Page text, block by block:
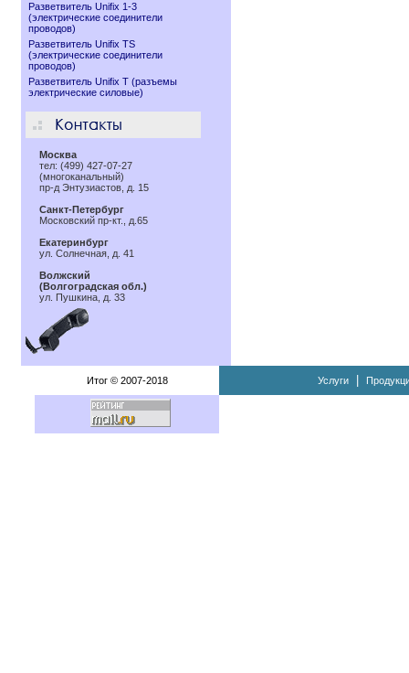
Разветвитель Unifix 1-3
(электрические соединители
проводов)
Разветвитель Unifix TS
(электрические соединители
проводов)
Разветвитель Unifix T (разъемы
электрические силовые)
Москва
тел: (499) 427-07-27
(многоканальный)
пр-д Энтузиастов, д. 15
Санкт-Петербург
Московский пр-кт., д.65
Екатеринбург
ул. Солнечная, д. 41
Волжский
(Волгоградская обл.)
ул. Пушкина, д. 33
Итог © 2007-2018 Услуги